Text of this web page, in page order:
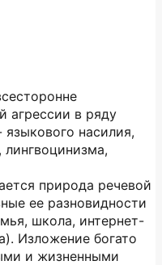
агрессии в ряду
насилия,
лингвоцинизма,
природа речевой
ее разновидности
школа, интернет-
Изложение богато
и жизненными